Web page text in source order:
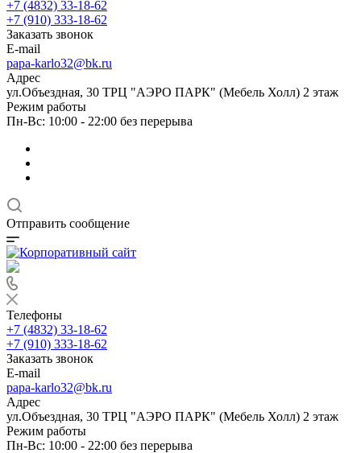
+7 (4832) 33-18-62
+7 (910) 333-18-62
Заказать звонок
E-mail
papa-karlo32@bk.ru
Адрес
ул.Объездная, 30 ТРЦ "АЭРО ПАРК" (Мебель Холл) 2 этаж
Режим работы
Пн-Вс: 10:00 - 22:00 без перерыва
Отправить сообщение
Телефоны
+7 (4832) 33-18-62
+7 (910) 333-18-62
Заказать звонок
E-mail
papa-karlo32@bk.ru
Адрес
ул.Объездная, 30 ТРЦ "АЭРО ПАРК" (Мебель Холл) 2 этаж
Режим работы
Пн-Вс: 10:00 - 22:00 без перерыва